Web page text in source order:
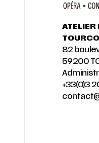
ATELIER
82
59200
+33(0)3